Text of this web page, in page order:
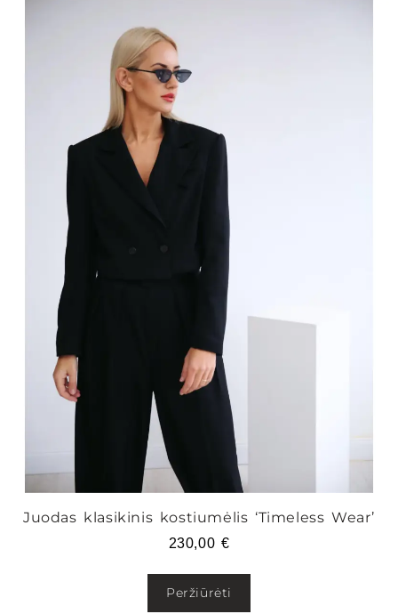
Juodas klasikinis kostiumėlis ‘Timeless Wear’
230,00 €
Peržiūrėti